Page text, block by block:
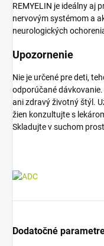
REMYELIN je ideálny aj
nervovým systémom a
neurologických
Upozornenie
Nie je určené pre deti,
odporúčané
ani zdravý životný štýl.
žien konzultujte s
Skladujte v suchom
Dodatočné